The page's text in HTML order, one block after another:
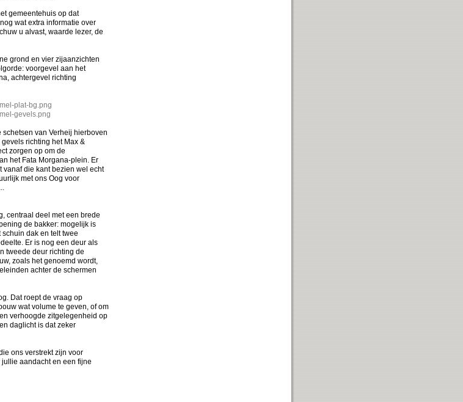
gemeentehuis op dat
wat extra informatie over
u alvast, waarde lezer, de
grond en vier zijaanzichten
voorgevel aan het
achtergevel richting
plat-bg.png
gevels.png
van Verheij hierboven
richting het Max &
zorgen op om de
het Fata Morgana-plein. Er
vanaf die kant bezien wel echt
met ons Oog voor
centraal deel met een brede
de bakker: mogelijk is
dak en telt twee
Er is nog een deur als
tweede deur richting de
zoals het genoemd wordt,
achter de schermen
Dat roept de vraag op
wat volume te geven, of om
verhoogde zitgelegenheid op
daglicht is dat zeker
ons verstrekt zijn voor
aandacht en een fijne